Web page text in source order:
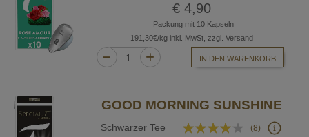
€ 4,90
Packung mit 10 Kapseln
191,30€/kg inkl. MwSt, zzgl. Versand
IN DEN WARENKORB
GOOD MORNING SUNSHINE
Schwarzer Tee
Bewertung:
(8)